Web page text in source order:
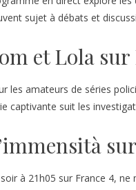
sujet à débats et
et Lola sur
les amateurs de séries
captivante suit les
à 21h05 sur France 4,